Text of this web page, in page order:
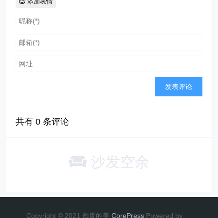
共有0 条评论
沙发空余
Copyright © 2021 颓废的美 CorePress Powered by